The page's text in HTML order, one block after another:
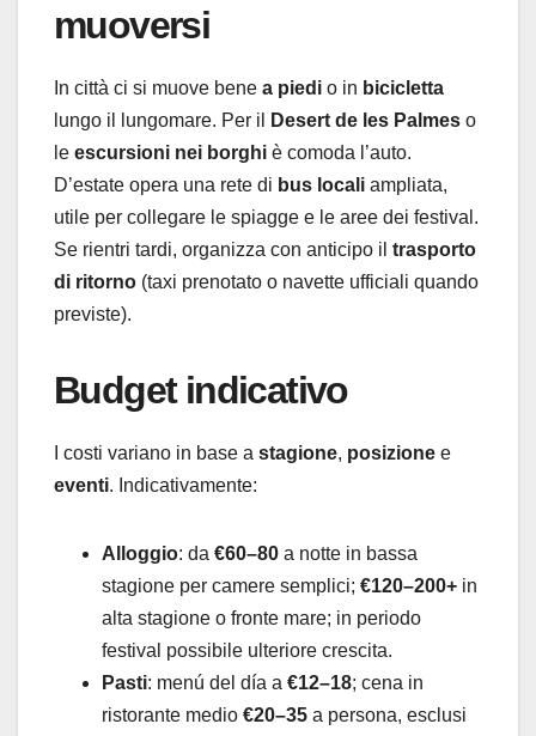
muoversi
In città ci si muove bene a piedi o in bicicletta
lungo il lungomare. Per il
Desert de les Palmes o
le escursioni nei borghi è comoda l’auto.
D’estate opera una rete di bus locali ampliata,
utile per collegare le spiagge e le aree dei festival.
Se rientri tardi, organizza con anticipo il trasporto
di ritorno (taxi prenotato o navette ufficiali quando
previste).
Budget indicativo
I costi variano in base a stagione, posizione e
eventi. Indicativamente:
Alloggio: da €60–80 a notte in bassa
stagione per camere semplici; €120–200+ in
alta stagione o fronte mare; in periodo
festival possibile ulteriore crescita.
Pasti: menú del día a €12–18; cena in
ristorante medio €20–35 a persona, esclusi